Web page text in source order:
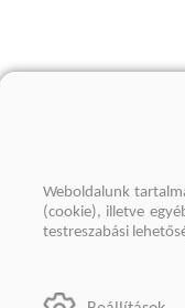
Weboldalunk
(cookie), illetve
testreszabási